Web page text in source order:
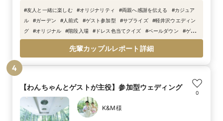
#友人と一緒に楽しむ #オリジナリティ #両親へ感謝を伝える #カジュア
ル
#ガーデン #人前式 #ゲスト参加型 #サプライズ #軽井沢ウエディン
グ
#オリジナル #階段入場 # ドレス色当てクイズ #ベールダウン #ゲス
トと歓談
#春婚 #ジャケットセレモニー #リングキッズ
先輩カップルレポート詳細
4
【わんちゃんとゲストが主役】参加型ウェディング
0
K&M様